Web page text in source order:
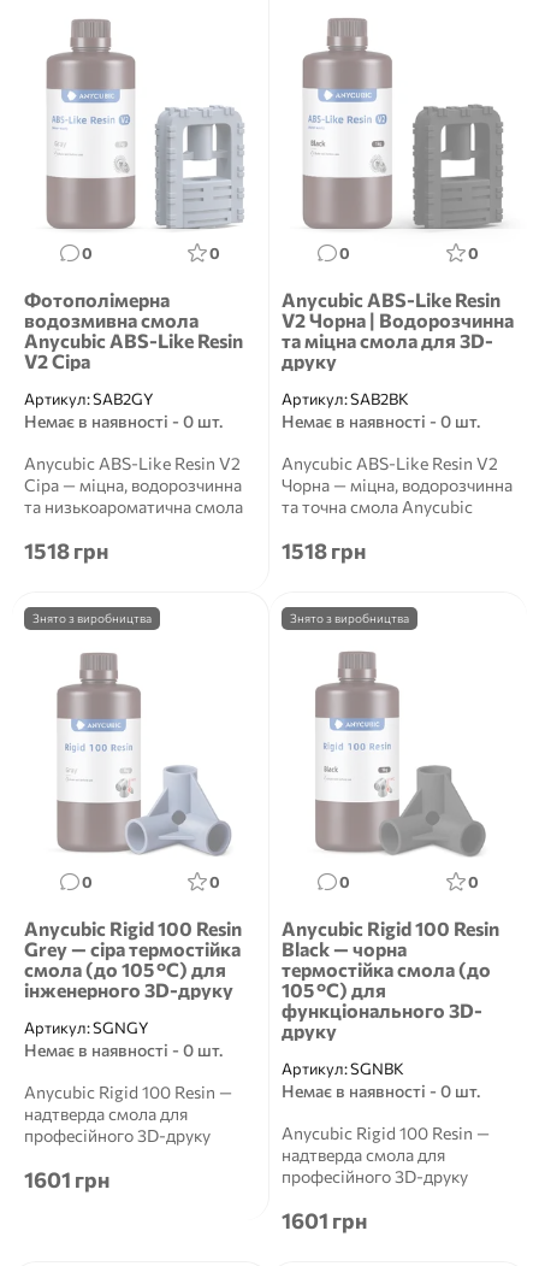
0 0
Фотополімерна
водозмивна смола
Anycubic ABS-Like Resin
V2 Сіра
Артикул:SAB2GY
Немає в наявності - 0 шт.
Anycubic ABS-Like Resin V2
Сіра — міцна, водорозчинна
та низькоароматична смола
1518 грн
0 0
Anycubic ABS-Like Resin
V2 Чорна | Водорозчинна
та міцна смола для 3D-
друку
Артикул:SAB2BK
Немає в наявності - 0 шт.
Anycubic ABS-Like Resin V2
Чорна — міцна, водорозчинна
та точна смола Anycubic
1518 грн
Знято з виробництва
0 0
Anycubic Rigid 100 Resin
Grey — сіра термостійка
смола (до 105 °C) для
інженерного 3D-друку
Артикул:SGNGY
Немає в наявності - 0 шт.
Anycubic Rigid 100 Resin —
надтверда смола для
професійного 3D-друку
1601 грн
Знято з виробництва
0 0
Anycubic Rigid 100 Resin
Black — чорна
термостійка смола (до
105 °C) для
функціонального 3D-
друку
Артикул:SGNBK
Немає в наявності - 0 шт.
Anycubic Rigid 100 Resin —
надтверда смола для
професійного 3D-друку
1601 грн